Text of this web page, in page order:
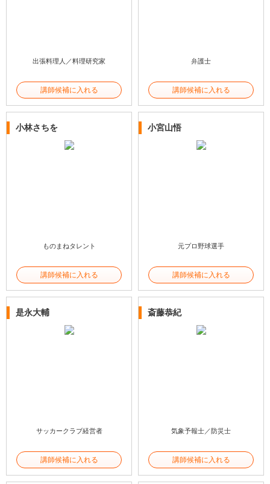
出張料理人／料理研究家
講師候補に入れる
弁護士
講師候補に入れる
小林さちを
ものまねタレント
講師候補に入れる
小宮山悟
元プロ野球選手
講師候補に入れる
是永大輔
サッカークラブ経営者
講師候補に入れる
斎藤恭紀
気象予報士／防災士
講師候補に入れる